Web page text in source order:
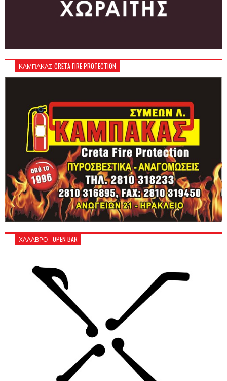
ΚΑΜΠΑΚΑΣ-CRETA FIRE PROTECTION
ΧΑΛΑΒΡΟ - OPEN BAR